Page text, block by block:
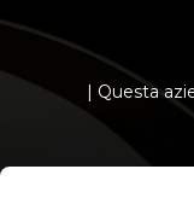
| Questa